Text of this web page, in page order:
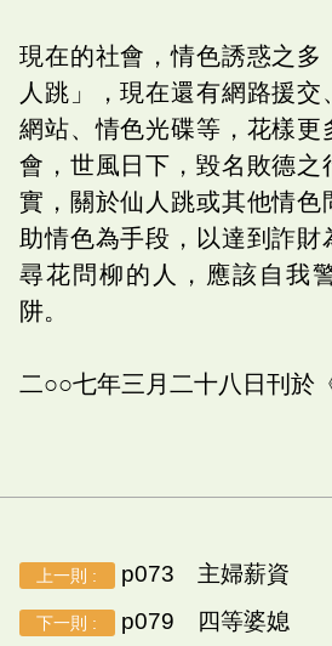
現在的社會，情色誘惑之多
人跳」，現在還有網路援
網站、情色光碟等，花樣更
會，世風日下，毀名敗德之
實，關於仙人跳或其他情色
助情色為手段，以達到詐財
尋花問柳的人，應該自我
阱。
二○○七年三月二十八日刊於
上一則 : p073 主婦薪資
下一則 : p079 四等婆媳